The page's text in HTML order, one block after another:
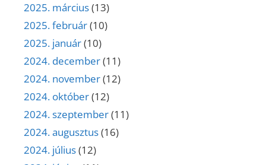
2025. március(13)
2025. február(10)
2025. január(10)
2024. december(11)
2024. november(12)
2024. október(12)
2024. szeptember(11)
2024. augusztus(16)
2024. július(12)